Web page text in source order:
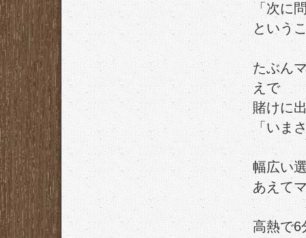
「次に
という
たぶん
えで
賭けに
「いま
幅広い
あえて
高熱で6